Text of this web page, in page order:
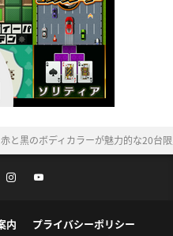
と黒のボディカラーが魅力的な20台
内
プライバシーポリシー